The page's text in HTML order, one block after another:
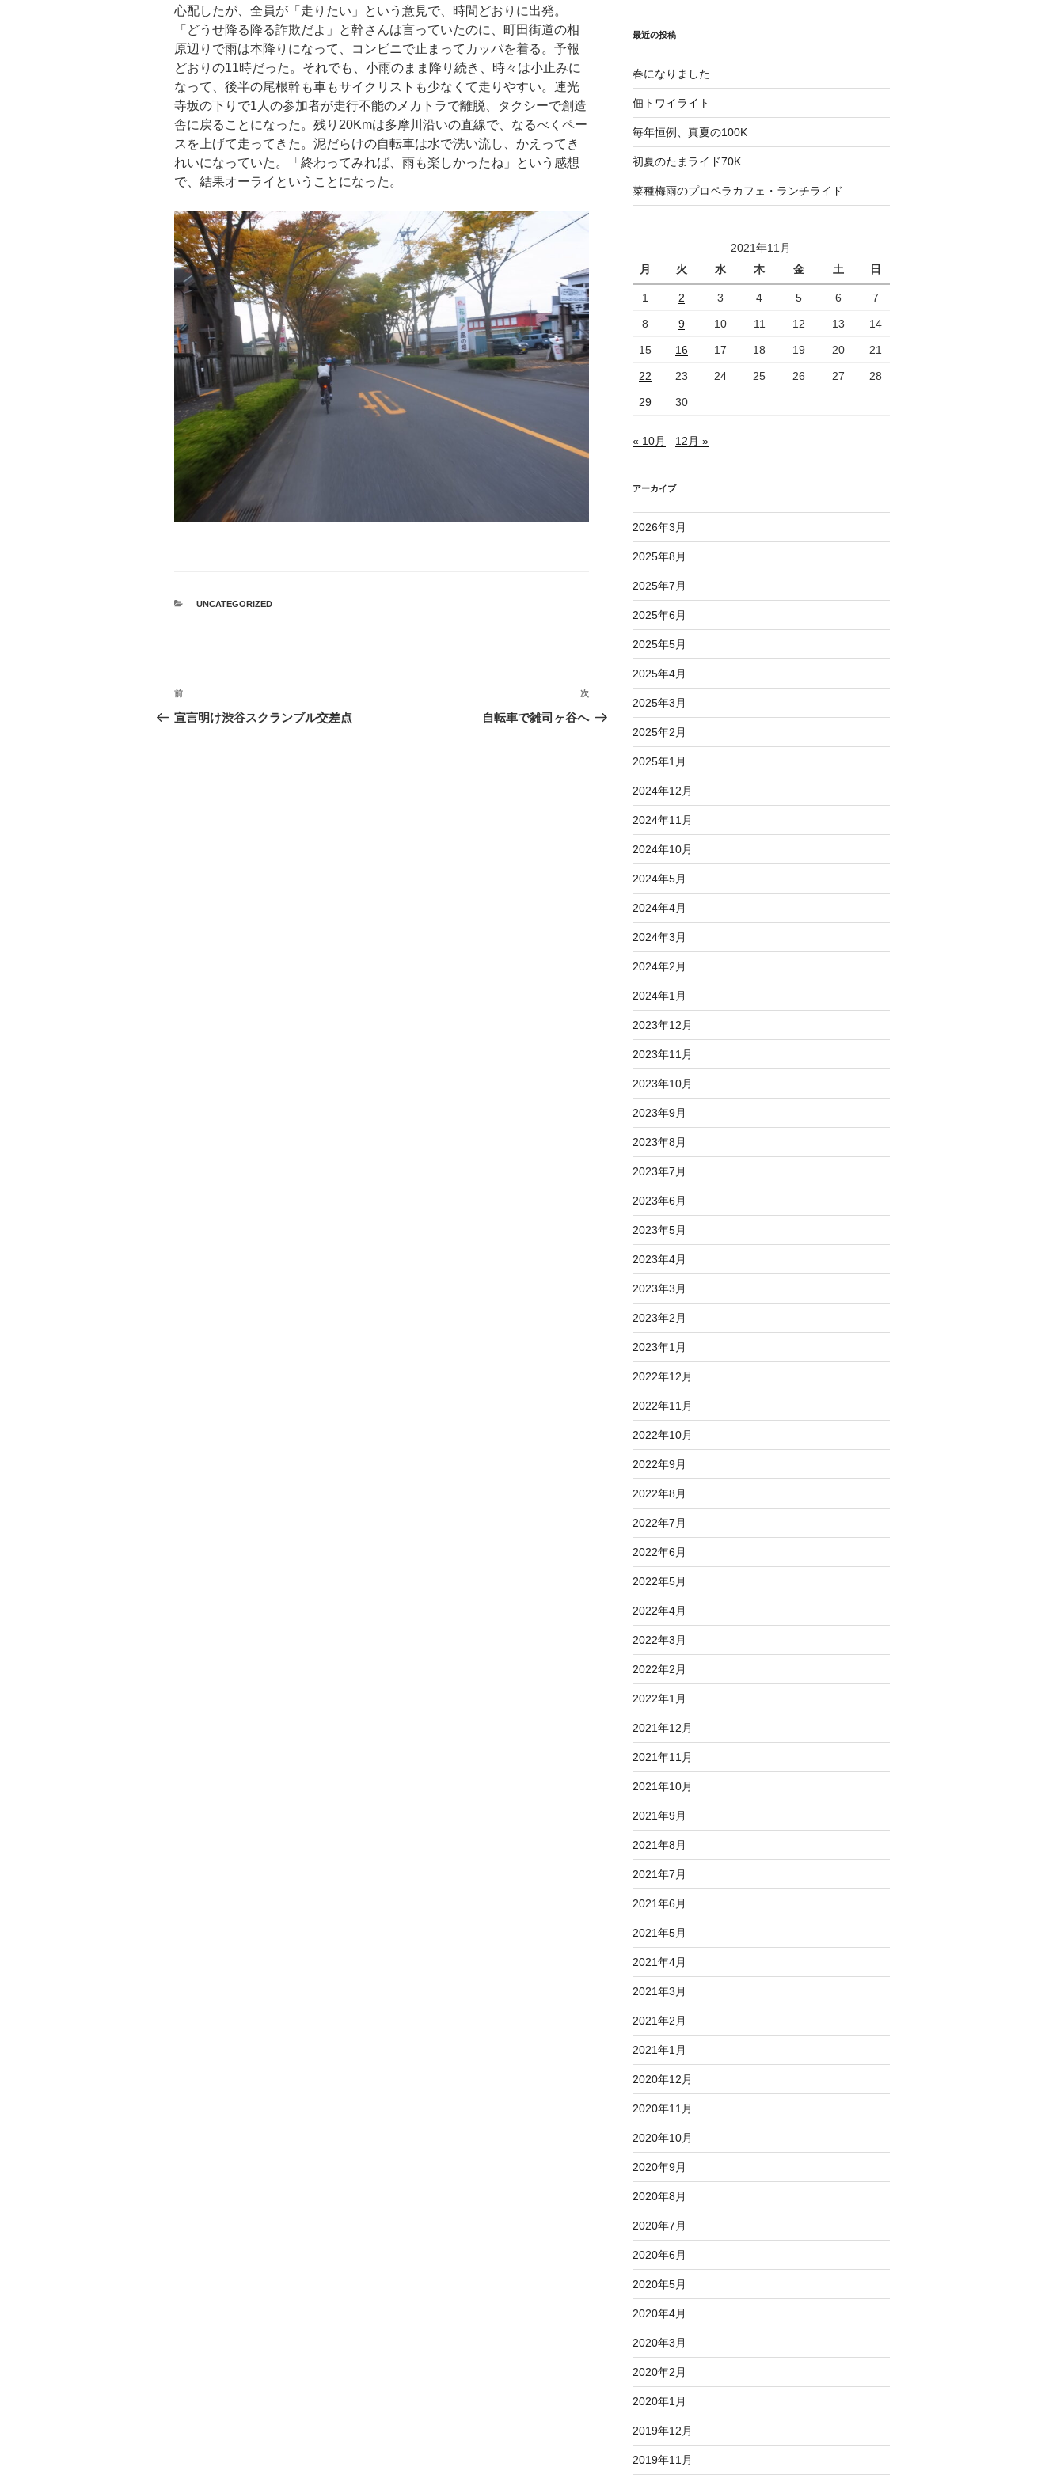
心配したが、全員が「走りたい」という意見で、時間どおりに出発。
「どうせ降る降る詐欺だよ」と幹さんは言っていたのに、町田街道の相
原辺りで雨は本降りになって、コンビニで止まってカッパを着る。予報
どおりの11時だった。それでも、小雨のまま降り続き、時々は小止みに
なって、後半の尾根幹も車もサイクリストも少なくて走りやすい。連光
寺坂の下りで1人の参加者が走行不能のメカトラで離脱、タクシーで創造
舎に戻ることになった。残り20Kmは多摩川沿いの直線で、なるべくペー
スを上げて走ってきた。泥だらけの自転車は水で洗い流し、かえってき
れいになっていた。「終わってみれば、雨も楽しかったね」という感想
で、結果オーライということになった。
カ
UNCATEGORIZED
投
稿
過
去
前
宣言明け渋谷スクランブル交差点
次
の
次
自転車で雑司ヶ谷へ
最近の投稿
春になりました
佃トワイライト
毎年恒例、真夏の100K
初夏のたまライド70K
菜種梅雨のプロペラカフェ・ランチライド
2021年11月
月
火 水 木 金 土 日
1 2 3 4 5 6 7
8 9 10 11 12 13 14
15 16 17 18 19 20 21
22 23 24 25 26 27 28
29 30
« 10月 12月 »
アーカイブ
2026年3月
2025年8月
2025年7月
2025年6月
2025年5月
2025年4月
2025年3月
2025年2月
2025年1月
2024年12月
2024年11月
2024年10月
2024年5月
2024年4月
2024年3月
2024年2月
2024年1月
2023年12月
2023年11月
2023年10月
2023年9月
2023年8月
2023年7月
2023年6月
2023年5月
2023年4月
2023年3月
2023年2月
2023年1月
2022年12月
2022年11月
2022年10月
2022年9月
2022年8月
2022年7月
2022年6月
2022年5月
2022年4月
2022年3月
2022年2月
2022年1月
2021年12月
2021年11月
2021年10月
2021年9月
2021年8月
2021年7月
2021年6月
2021年5月
2021年4月
2021年3月
2021年2月
2021年1月
2020年12月
2020年11月
2020年10月
2020年9月
2020年8月
2020年7月
2020年6月
2020年5月
2020年4月
2020年3月
2020年2月
2020年1月
2019年12月
2019年11月